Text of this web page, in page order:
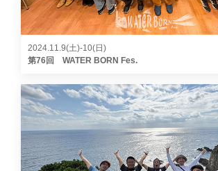
2024.11.9(土)-10(日)
第76回 WATER BORN Fes.